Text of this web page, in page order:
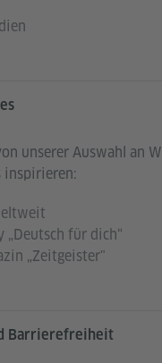
unserer Auswahl an
inspirieren:
„Deutsch für dich“
„Zeitgeister"
Barrierefreiheit